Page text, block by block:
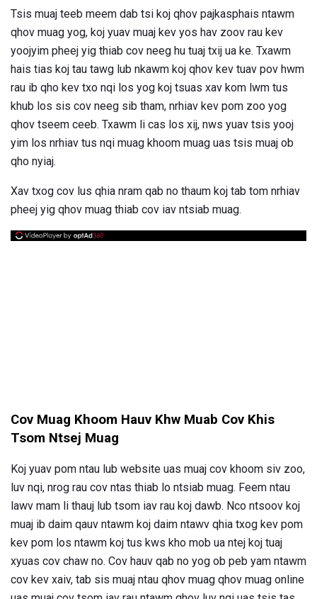
Tsis muaj teeb meem dab tsi koj qhov pajkasphais ntawm
qhov muag yog, koj yuav muaj kev yos hav zoov rau kev
yoojyim pheej yig thiab cov neeg hu tuaj txij ua ke. Txawm
hais tias koj tau tawg lub nkawm koj qhov kev tuav pov hwm
rau ib qho kev txo nqi los yog koj tsuas xav kom lwm tus
khub los sis cov neeg sib tham, nrhiav kev pom zoo yog
qhov tseem ceeb. Txawm li cas los xij, nws yuav tsis yooj
yim los nrhiav tus nqi muag khoom muag uas tsis muaj ob
qho nyiaj.
Xav txog cov lus qhia nram qab no thaum koj tab tom nrhiav
pheej yig qhov muag thiab cov iav ntsiab muag.
Cov Muag Khoom Hauv Khw Muab Cov Khis
Tsom Ntsej Muag
Koj yuav pom ntau lub website uas muaj cov khoom siv zoo,
luv nqi, nrog rau cov ntas thiab lo ntsiab muag. Feem ntau
lawv mam li thauj lub tsom iav rau koj dawb. Nco ntsoov koj
muaj ib daim qauv ntawm koj daim ntawv qhia txog kev pom
kev pom los ntawm koj tus kws kho mob ua ntej koj tuaj
xyuas cov chaw no. Cov hauv qab no yog ob peb yam ntawm
cov kev xaiv, tab sis muaj ntau qhov muag qhov muag online